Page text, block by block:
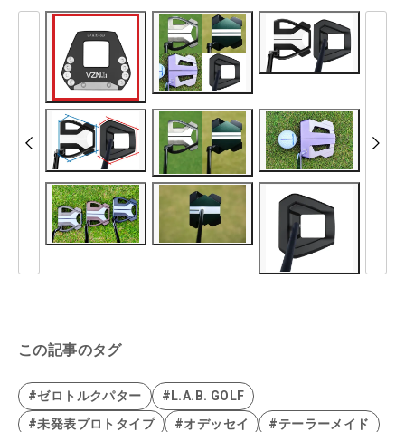
この記事のタグ
#ゼロトルクパター
#L.A.B. GOLF
#未発表プロトタイプ
#オデッセイ
#テーラーメイド